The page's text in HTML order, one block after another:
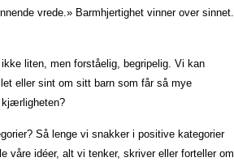
vrede.» Barmhjertighet vinner over sinnet.
liten, men forståelig, begripelig. Vi kan
eller sint om sitt barn som får så mye
kjærligheten?
Så lenge vi snakker i positive kategorier
våre idéer, alt vi tenker, skriver eller forteller om